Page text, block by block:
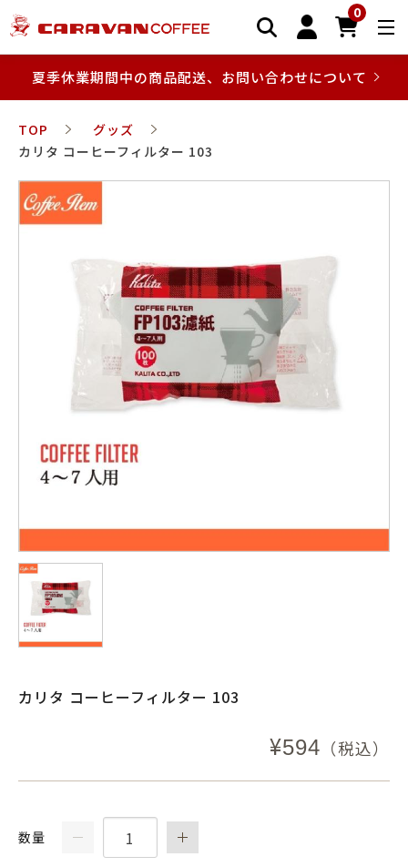
0
夏季休業期間中の商品配送、お問い合わせについて
TOP
グッズ
カリタ コーヒーフィルター 103
カリタ コーヒーフィルター 103
¥594 （税込）
数量